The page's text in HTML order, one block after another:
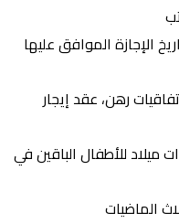
الإجازة الموافق عليها
رهن، عقد إيجار
للأطفال الباقين في
الماضيات